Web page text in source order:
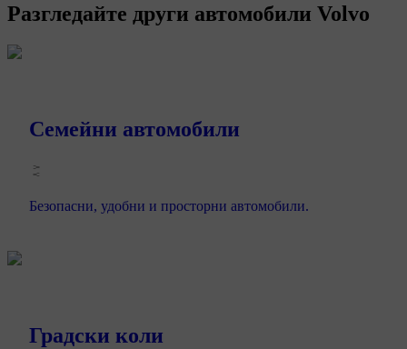
Разгледайте други автомобили Volvo
Семейни автомобили
Безопасни, удобни и просторни автомобили.
Градски коли